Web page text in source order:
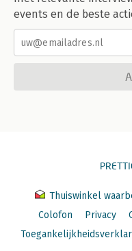
events en de beste
Thuiswinkel
Colofon
Privacy